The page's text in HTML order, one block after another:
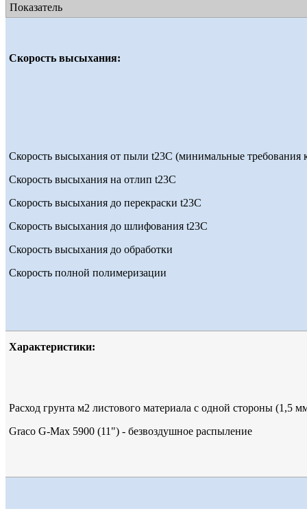
Показатель
Скорость высыхания:
Скорость высыхания от пыли t23С (минимальные требования
Скорость высыхания на отлип t23С
Скорость высыхания до перекраски t23С
Скорость высыхания до шлифования t23С
Скорость высыхания до обработки
Скорость полной полимеризации
Характеристики:
Расход грунта м2 листового материала с одной стороны (1,5
Graco G-Max 5900 (11") - безвоздушное распыление